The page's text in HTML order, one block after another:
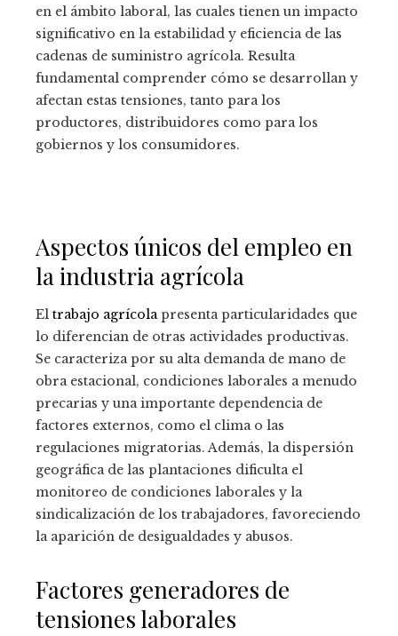
en el ámbito laboral, las cuales tienen un impacto
significativo en la estabilidad y eficiencia de las
cadenas de suministro agrícola. Resulta
fundamental comprender cómo se desarrollan y
afectan estas tensiones, tanto para los
productores, distribuidores como para los
gobiernos y los consumidores.
Aspectos únicos del empleo en
la industria agrícola
El trabajo agrícolapresenta particularidades que
lo diferencian de otras actividades productivas.
Se caracteriza por su alta demanda de mano de
obra estacional, condiciones laborales a menudo
precarias y una importante dependencia de
factores externos, como el clima o las
regulaciones migratorias. Además, la dispersión
geográfica de las plantaciones dificulta el
monitoreo de condiciones laborales y la
sindicalización de los trabajadores, favoreciendo
la aparición de desigualdades y abusos.
Factores generadores de
tensiones laborales